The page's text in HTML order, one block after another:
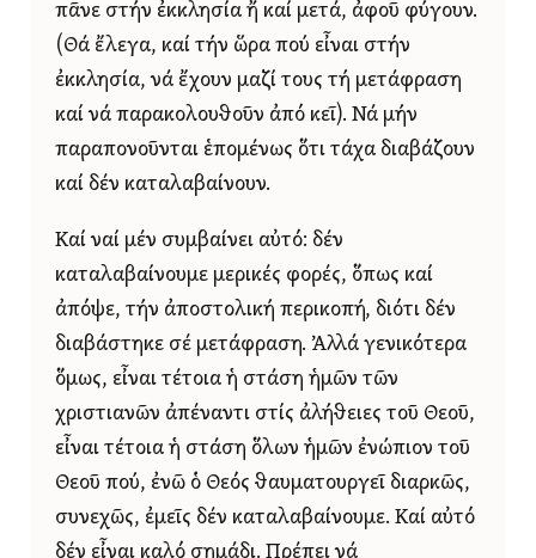
πᾶνε στήν ἐκκλησία ἤ καί μετά, ἀφοῦ φύγουν.
(Θά ἔλεγα, καί τήν ὥρα πού εἶναι στήν
ἐκκλησία, νά ἔχουν μαζί τους τή μετάφραση
καί νά παρακολουθοῦν ἀπό κεῖ). Νά μήν
παραπονοῦνται ἑπομένως ὅτι τάχα διαβάζουν
καί δέν καταλαβαίνουν.
Καί ναί μέν συμβαίνει αὐτό: δέν
καταλαβαίνουμε μερικές φορές, ὅπως καί
ἀπόψε, τήν ἀποστολική περικοπή, διότι δέν
διαβάστηκε σέ μετάφραση. Ἀλλά γενικότερα
ὅμως, εἶναι τέτοια ἡ στάση ἡμῶν τῶν
χριστιανῶν ἀπέναντι στίς ἀλήθειες τοῦ Θεοῦ,
εἶναι τέτοια ἡ στάση ὅλων ἡμῶν ἐνώπιον τοῦ
Θεοῦ πού, ἐνῶ ὁ Θεός θαυματουργεῖ διαρκῶς,
συνεχῶς, ἐμεῖς δέν καταλαβαίνουμε. Καί αὐτό
δέν εἶναι καλό σημάδι. Πρέπει νά